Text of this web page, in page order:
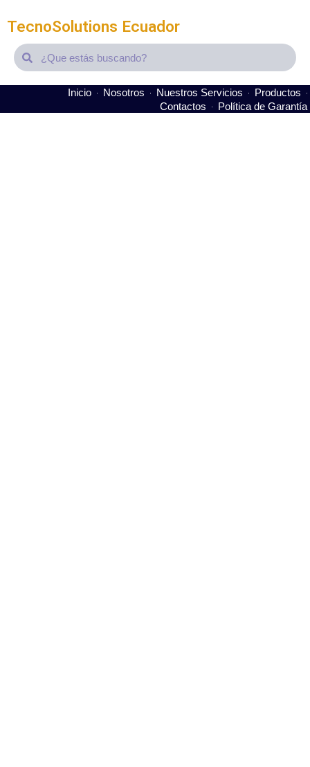
TecnoSolutions Ecuador
SearchSearch
Inicio Nosotros Nuestros Servicios
Productos
Contactos
Política de Garantía